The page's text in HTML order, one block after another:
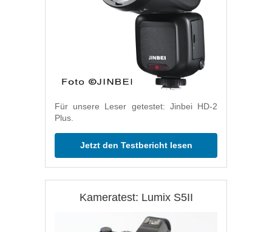
Für unsere Leser getestet: Jinbei HD-2
Plus.
Jetzt den Testbericht lesen
Kameratest: Lumix S5II